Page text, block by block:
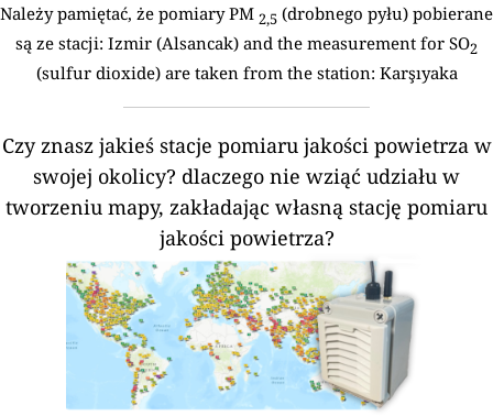
Należy pamiętać, że pomiary PM 2,5 (drobnego pyłu) pobierane
są ze stacji: Izmir (Alsancak) and the measurement for SO2
(sulfur dioxide) are taken from the station: Karşıyaka
Czy znasz jakieś stacje pomiaru jakości powietrza w
swojej okolicy? dlaczego nie wziąć udziału w
tworzeniu mapy, zakładając własną stację pomiaru
jakości powietrza?